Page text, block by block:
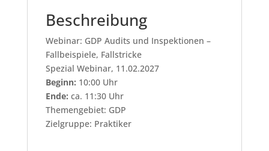
Beschreibung
Webinar: GDP Audits und Inspektionen –
Fallbeispiele, Fallstricke
Spezial Webinar, 11.02.2027
Beginn: 10:00 Uhr
Ende: ca. 11:30 Uhr
Themengebiet: GDP
Zielgruppe: Praktiker